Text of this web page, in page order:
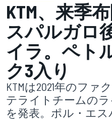
KTM、来季
スパルガロ
イラ。ペト
ク3入り
KTMは2021年のファ
テライトチームの
を発表。ポル・エ